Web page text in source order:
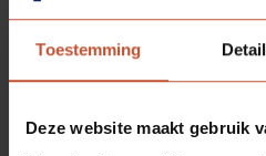
Toestemming
Deze website maakt gebruik
DOWNLOADS